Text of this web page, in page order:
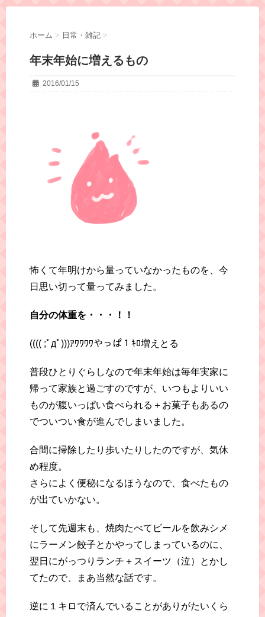
ホーム > 日常・雑記 >
年末年始に増えるもの
2016/01/15
怖くて年明けから量っていなかったものを、今
日思い切って量ってみました。
自分の体重を・・・！！
(((( ;ﾟдﾟ)))ｱﾜﾜﾜﾜやっぱ１ｷﾛ増えとる
普段ひとりぐらしなので年末年始は毎年実家に
帰って家族と過ごすのですが、いつもよりいい
ものが腹いっぱい食べられる＋お菓子もあるの
でついつい食が進んでしまいました。
合間に掃除したり歩いたりしたのですが、気休
め程度。
さらによく便秘になるほうなので、食べたもの
が出ていかない。
そして先週末も、焼肉たべてビールを飲みシメ
にラーメン餃子とかやってしまっているのに、
翌日にがっつりランチ＋スイーツ（泣）とかし
てたので、まあ当然な話です。
逆に１キロで済んでいることがありがたいくら